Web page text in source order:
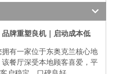
牌重塑良机｜启动成本低
有一家位于东奥克兰核心地
餐厅深受本地顾客喜爱，平